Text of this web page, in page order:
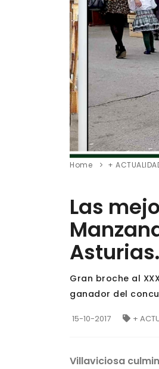
Home +
Las
Gran broche al
ganador del
15-10-2017 +
Villaviciosa